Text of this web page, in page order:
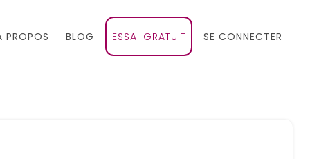
PROPOS BLOG ESSAI GRATUIT SE CONNECTER